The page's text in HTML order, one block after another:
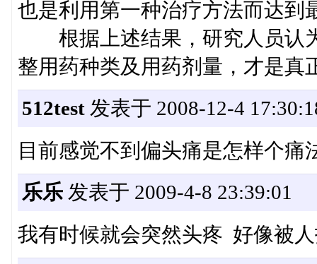
也是利用第一种治疗方法而达到
根据上述结果，研究人员认
整用药种类及用药剂量，才是真
512test发表于 2008-12-4
目前感觉不到偏头痛是怎样个痛
乐乐发表于 2009-4-8 23:39:01
我有时候就会突然头疼 好像被